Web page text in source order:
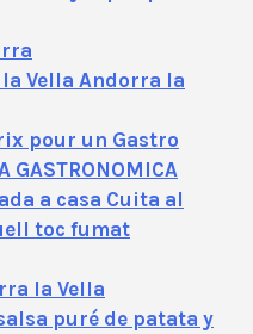
Vella Andorra la
pour un Gastro
GASTRONOMICA
a casa Cuita al
toc fumat
la Vella
puré de patata y